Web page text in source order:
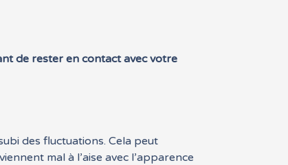
de rester en contact avec votre
des fluctuations. Cela peut
mal à l’aise avec l’apparence